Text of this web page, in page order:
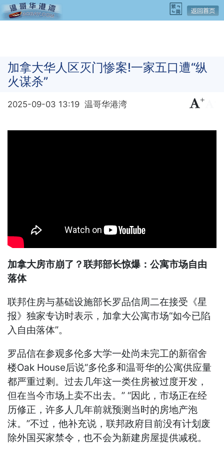
加拿大华人区灭门惨案!一家五口遭“纵
火谋杀”
2025-09-03 13:19 温哥华港湾 +
加拿大房市崩了？联邦部长惊爆：公寓市场自由
落体
联邦住房与基础设施部长罗品信周二在接受《星
报》独家专访时表示，加拿大公寓市场“如今已陷
入自由落体”。
罗品信在参观多伦多大学一处尚未完工的新宿舍
楼Oak House后说“多伦多和温哥华的公寓供应量
都严重过剩。过去几年这一类住房被过度开发，
但在当今市场上卖不出去。” “因此，市场正在经
历修正，许多人几年前就预测当时的房地产泡
沫。”不过，他补充说，联邦政府目前没有计划废
除外国买家禁令，也不会为新建房屋提供减税。